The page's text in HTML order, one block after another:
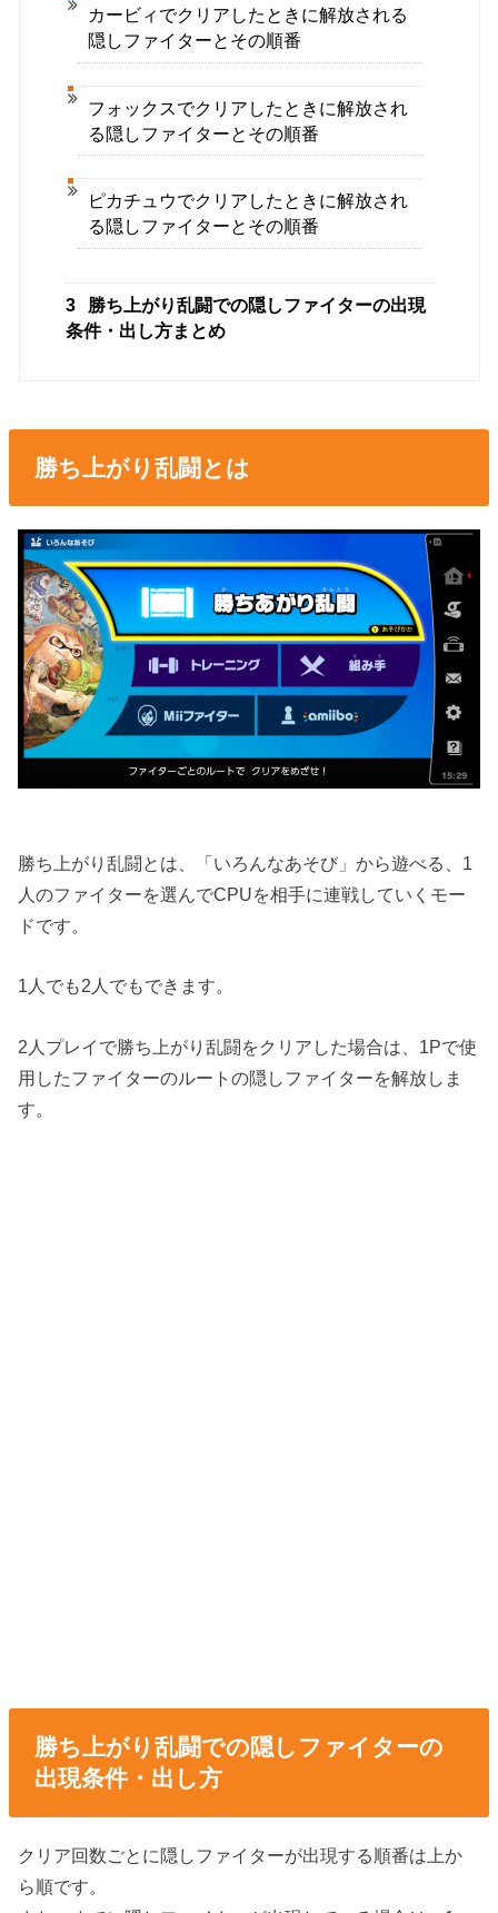
カービィでクリアしたときに解放される
隠しファイターとその順番
フォックスでクリアしたときに解放され
る隠しファイターとその順番
ピカチュウでクリアしたときに解放され
る隠しファイターとその順番
3
勝ち上がり乱闘での隠しファイターの出現
条件・出し方まとめ
勝ち上がり乱闘とは
勝ち上がり乱闘とは、「いろんなあそび」から遊べる、1
人のファイターを選んでCPUを相手に連戦していくモー
ドです。
1人でも2人でもできます。
2人プレイで勝ち上がり乱闘をクリアした場合は、1Pで使
用したファイターのルートの隠しファイターを解放しま
す。
勝ち上がり乱闘での隠しファイターの
出現条件・出し方
クリア回数ごとに隠しファイターが出現する順番は上か
ら順です。